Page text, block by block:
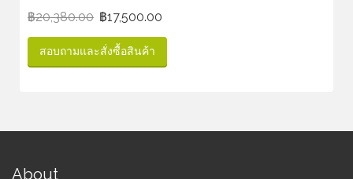
฿20,380.00 ฿17,500.00
สอบถามและสั่งซื้อสินค้า
About